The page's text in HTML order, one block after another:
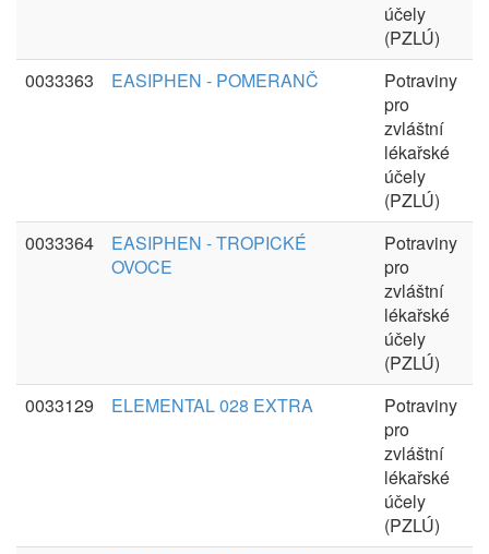
účely
(PZLÚ)
0033363
EASIPHEN - POMERANČ
Potraviny
pro
zvláštní
lékařské
účely
(PZLÚ)
0033364
EASIPHEN - TROPICKÉ
OVOCE
Potraviny
pro
zvláštní
lékařské
účely
(PZLÚ)
0033129
ELEMENTAL 028 EXTRA
Potraviny
pro
zvláštní
lékařské
účely
(PZLÚ)